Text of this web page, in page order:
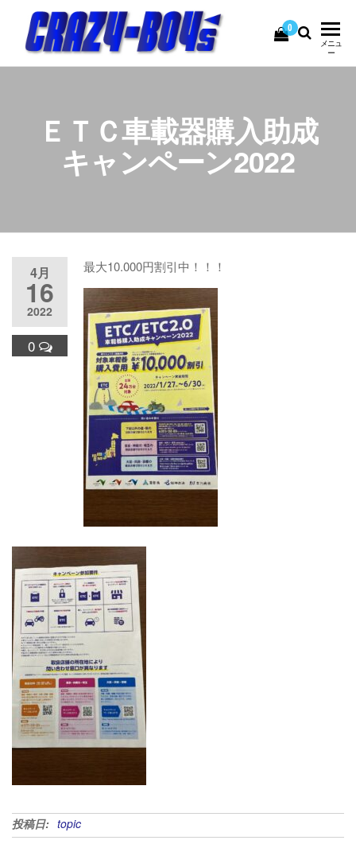
ン
CRAZY-
BOY's
USEDBIKE&PARTS
0
メニュ
ー
ＥＴＣ車載器購入助成
キャンペーン2022
4月
16
2022
0
最大10.000円割引中！！！
投稿日: topic